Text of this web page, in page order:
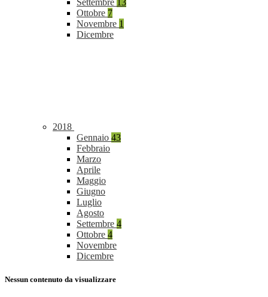
Settembre 13
Ottobre 7
Novembre 1
Dicembre
2018
Gennaio 43
Febbraio
Marzo
Aprile
Maggio
Giugno
Luglio
Agosto
Settembre 4
Ottobre 4
Novembre
Dicembre
Nessun contenuto da visualizzare